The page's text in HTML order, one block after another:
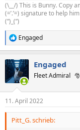
(\__/) This is Bunny. Copy
(=’.’=) signature to help
(“)_(“)
R
e
k
t
i
e
n
Engaged
Engaged
Fleet Admiral
11. April 2022
Pitt_G. schrieb: